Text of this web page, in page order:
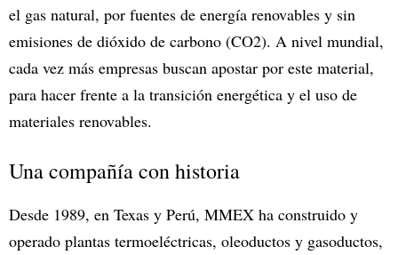
el gas natural, por fuentes de energía renovables y sin
emisiones de dióxido de carbono (CO2). A nivel mundial,
cada vez más empresas buscan apostar por este material,
para hacer frente a la transición energética y el uso de
materiales renovables.
Una compañía con historia
Desde 1989, en Texas y Perú, MMEX ha construido y
operado plantas termoeléctricas, oleoductos y gasoductos,